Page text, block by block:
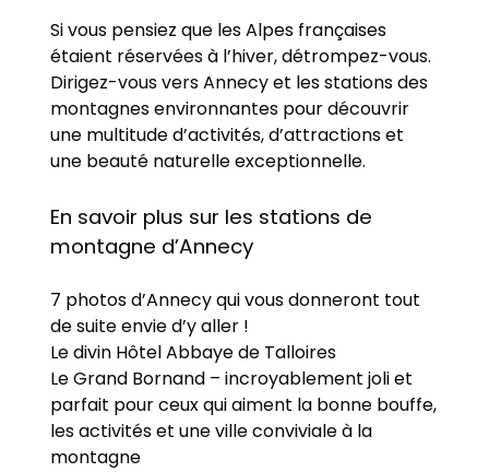
Si vous pensiez que les Alpes françaises
étaient réservées à l’hiver, détrompez-vous.
Dirigez-vous vers Annecy et les stations des
montagnes environnantes pour découvrir
une multitude d’activités, d’attractions et
une beauté naturelle exceptionnelle.
En savoir plus sur les stations de
montagne d’Annecy
7 photos d’Annecy qui vous donneront tout
de suite envie d’y aller !
Le divin Hôtel Abbaye de Talloires
Le Grand Bornand – incroyablement joli et
parfait pour ceux qui aiment la bonne bouffe,
les activités et une ville conviviale à la
montagne